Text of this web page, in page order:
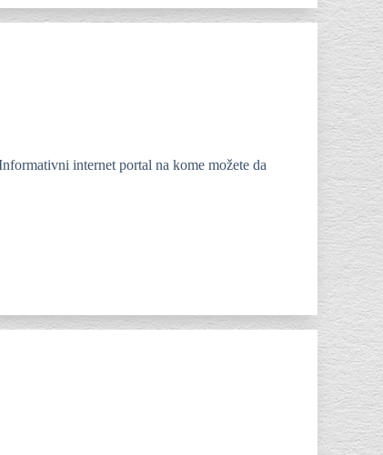
internet portal na kome možete da